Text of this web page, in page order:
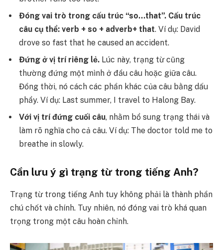
Đóng vai trò trong cấu trúc “so…that”. Cấu trúc
câu cụ thể: verb + so + adverb+ that. Ví dụ: David
drove so fast that he caused an accident.
Đứng ở vị trí riêng lẻ. Lúc này, trạng từ cũng
thường đứng một mình ở đầu câu hoặc giữa câu.
Đồng thời, nó cách các phần khác của câu bằng dấu
phẩy. Ví dụ: Last summer, I travel to Halong Bay.
Với vị trí đứng cuối câu, nhằm bổ sung trạng thái và
làm rõ nghĩa cho cả câu. Ví dụ: The doctor told me to
breathe in slowly.
Cần lưu ý gì trạng từ trong tiếng Anh?
Trạng từ trong tiếng Anh tuy không phải là thành phần
chú chốt và chính. Tuy nhiên, nó đóng vai trò khá quan
trọng trong một câu hoàn chỉnh.